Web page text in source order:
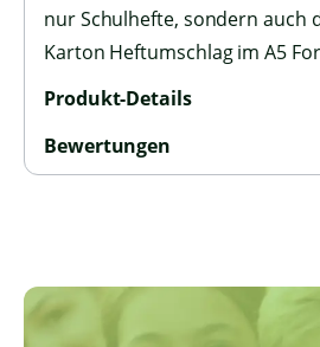
nur Schulhefte, sondern auch
Karton Heftumschlag im A5
Produkt-Details
Bewertungen